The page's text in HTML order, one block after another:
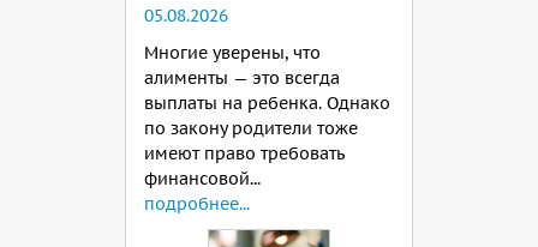
05.08.2026
Многие уверены, что
алименты — это всегда
выплаты на ребенка. Однако
по закону родители тоже
имеют право требовать
финансовой...
подробнее...